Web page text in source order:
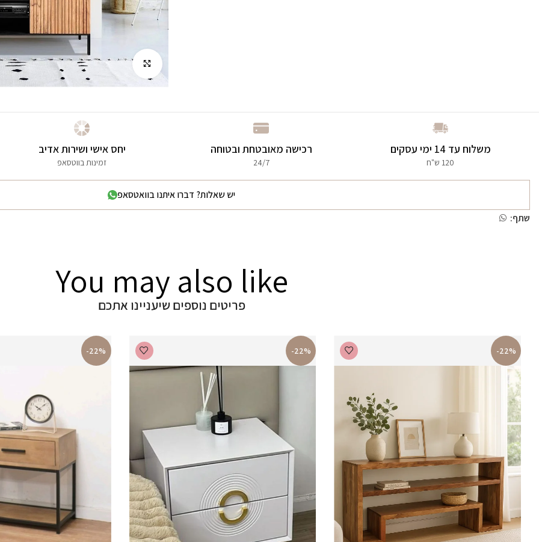
לחץ להגדלה
משלוח עד 14 ימי עסקים
120 ש"ח
רכישה מאובטחת ובטוחה
24/7
יחס אישי ושירות אדיב
זמינות בווטסאפ
יש שאלות? דברו איתנו בוואטסאפ
שתף:
You may also like
פריטים נוספים שיעניינו אתכם
-22%
-22%
-22%